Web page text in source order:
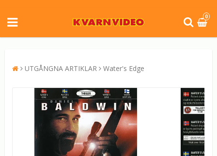
0
UTGÅNGNA ARTIKLAR Water's Edge